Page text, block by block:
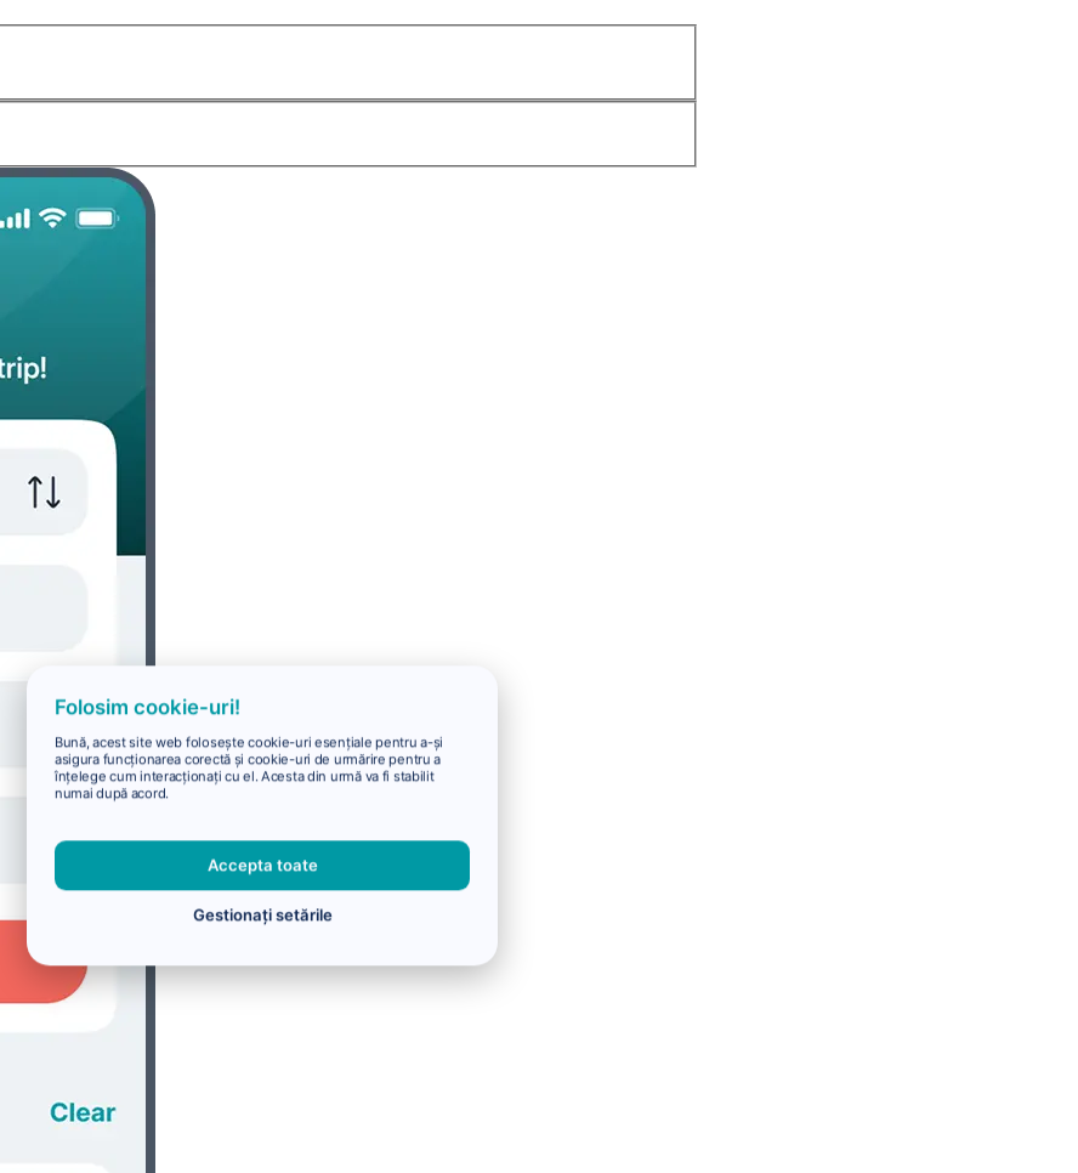
Folosim cookie-uri!
Bună, acest site web folosește cookie-uri esențiale pentru a-și
asigura funcționarea corectă și cookie-uri de urmărire pentru a
înțelege cum interacționați cu el. Acesta din urmă va fi stabilit
numai după acord.
Accepta toate
Gestionați setările